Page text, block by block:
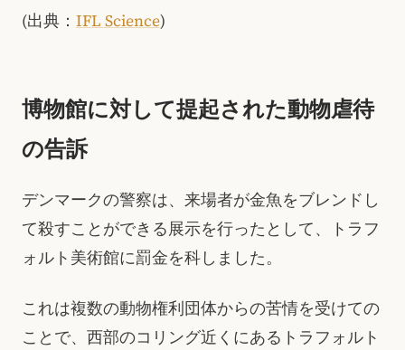
(出典： IFL Science)
博物館に対して提起された動物虐待
の告訴
デンマークの警察は、来場者が金魚をブレンドし
て殺すことができる展示を行ったとして、トラフ
ォルト美術館に罰金を科しました。
これは複数の動物権利団体からの苦情を受けての
ことで、西部のコリング近くにあるトラフォルト